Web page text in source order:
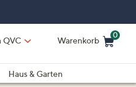
QVC Warenkorb
0
Haus & Garten